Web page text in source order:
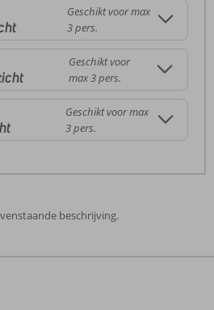
Geschikt voor max
3 pers.
Geschikt voor
max 3 pers.
Geschikt voor max
3 pers.
beschrijving.